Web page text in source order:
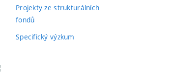
Projekty ze strukturálních
fondů
Specifický výzkum